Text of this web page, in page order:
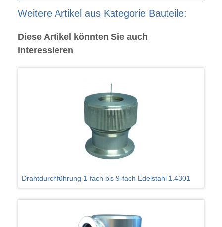
Weitere Artikel aus Kategorie Bauteile:
Diese Artikel könnten Sie auch
interessieren
Drahtdurchführung 1-fach bis 9-fach Edelstahl 1.4301